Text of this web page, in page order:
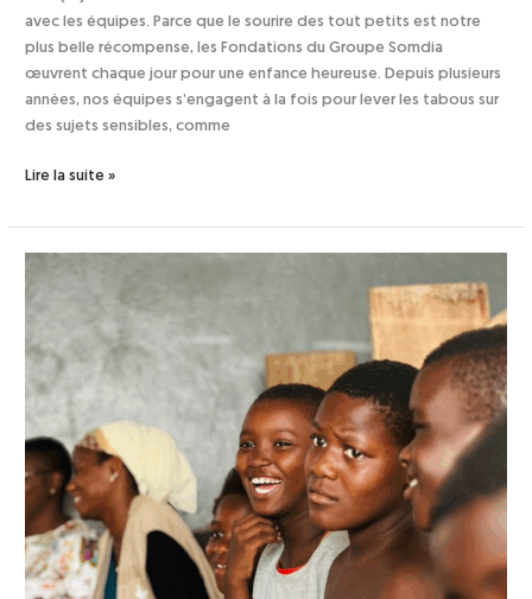
avec les équipes. Parce que le sourire des tout petits est notre
plus belle récompense, les Fondations du Groupe Somdia
œuvrent chaque jour pour une enfance heureuse. Depuis plusieurs
années, nos équipes s’engagent à la fois pour lever les tabous sur
des sujets sensibles, comme
Lire la suite »
Pulse
des
Fondations
–
Septembre/
Octobre